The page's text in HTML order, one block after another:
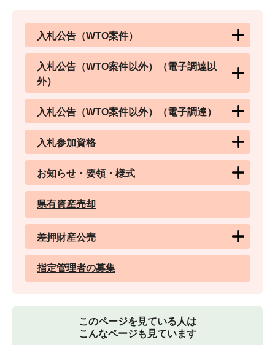
入札公告（WTO案件）
入札公告（WTO案件以外）（電子調達以
外）
入札公告（WTO案件以外）（電子調達）
入札参加資格
お知らせ・要領・様式
県有資産売却
差押財産公売
指定管理者の募集
このページを見ている人は
こんなページも見ています